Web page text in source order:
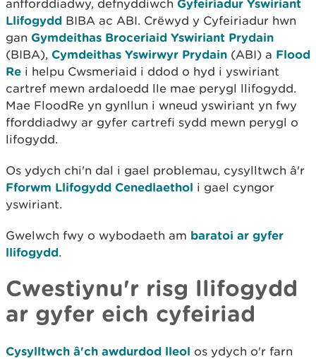
anfforddiadwy, defnyddiwch Gyfeiriadur Yswiriant
Llifogydd BIBA ac ABI. Crëwyd y Cyfeiriadur hwn
gan Gymdeithas Broceriaid Yswiriant Prydain
(BIBA), Cymdeithas Yswirwyr Prydain (ABI) a Flood
Re i helpu Cwsmeriaid i ddod o hyd i yswiriant
cartref mewn ardaloedd lle mae perygl llifogydd.
Mae FloodRe yn gynllun i wneud yswiriant yn fwy
fforddiadwy ar gyfer cartrefi sydd mewn perygl o
lifogydd.
Os ydych chi'n dal i gael problemau, cysylltwch â'r
Fforwm Llifogydd Cenedlaethol i gael cyngor
yswiriant.
Gwelwch fwy o wybodaeth am baratoi ar gyfer
llifogydd.
Cwestiynu'r risg llifogydd
ar gyfer eich cyfeiriad
Cysylltwch â'ch awdurdod lleol os ydych o'r farn